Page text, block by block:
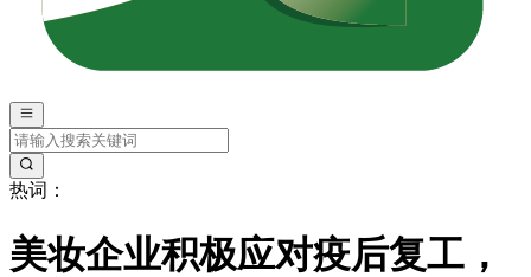
热词：
美妆企业积极应对疫后复工，